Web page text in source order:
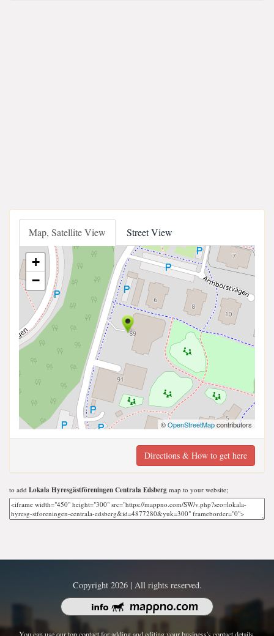
Map, Satellite View Street View
+
−
©OpenStreetMapcontributors
Directions & How to get here
to add Lokala Hyresgästföreningen Centrala Edsberg map to your website;
Copyright 2026 | All rights reserved.